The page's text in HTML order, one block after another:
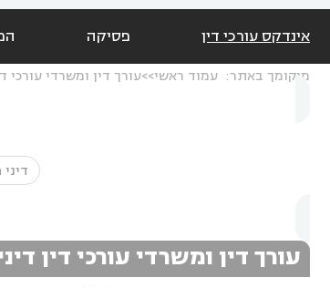
אינדקס עורכי דין פסיקה
מיקומך באתר: עמוד ראשי עורך דין ומשרדי עורכי
עורך דין ומשרדי עורכי דין